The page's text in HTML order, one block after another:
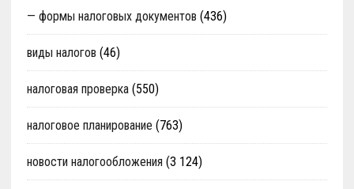
— формы налоговых документов (436)
виды налогов (46)
налоговая проверка(550)
налоговое планирование (763)
новости налогообложения (3 124)